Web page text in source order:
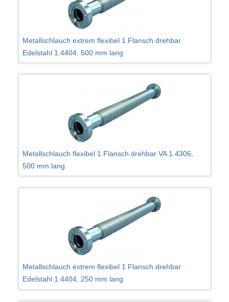
Metallschlauch extrem flexibel 1 Flansch drehbar
Edelstahl 1.4404, 500 mm lang
Metallschlauch flexibel 1 Flansch drehbar VA 1.4306,
500 mm lang
Metallschlauch extrem flexibel 1 Flansch drehbar
Edelstahl 1.4404, 250 mm lang